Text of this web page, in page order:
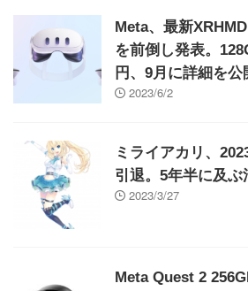
Meta、最新
を前倒し発表。
円、9月に詳細を公
2023/6/2
ミライアカリ、
引退。5年半に及ぶ
2023/3/27
Meta Quest 2